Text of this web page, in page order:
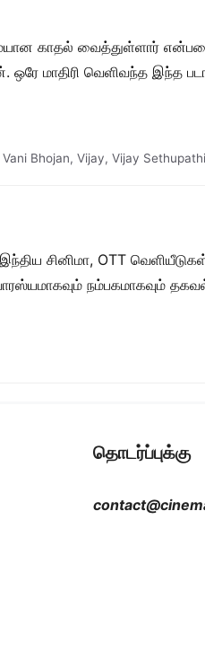
காதல் வைத்துள்ளார்
ஒரே மாதிரி வெளிவந்த இந்த
Vani Bhojan, Vijay, Vijay Sethupathi
சினிமா, OTT
நம்பகமாகவும்
தொடர்ப்புக்கு